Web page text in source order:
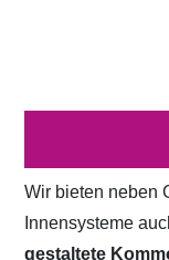
Wir bieten neben
Innensysteme
gestaltete